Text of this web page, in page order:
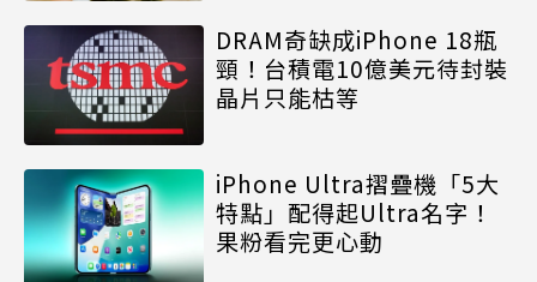
DRAM奇缺成iPhone 18瓶
頸！台積電10億美元待封裝
晶片只能枯等
iPhone Ultra摺疊機「5大
特點」配得起Ultra名字！
果粉看完更心動